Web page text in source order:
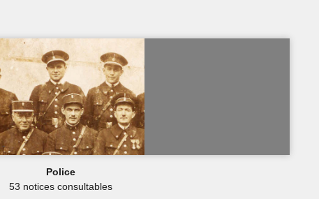
Police
53 notices consultables